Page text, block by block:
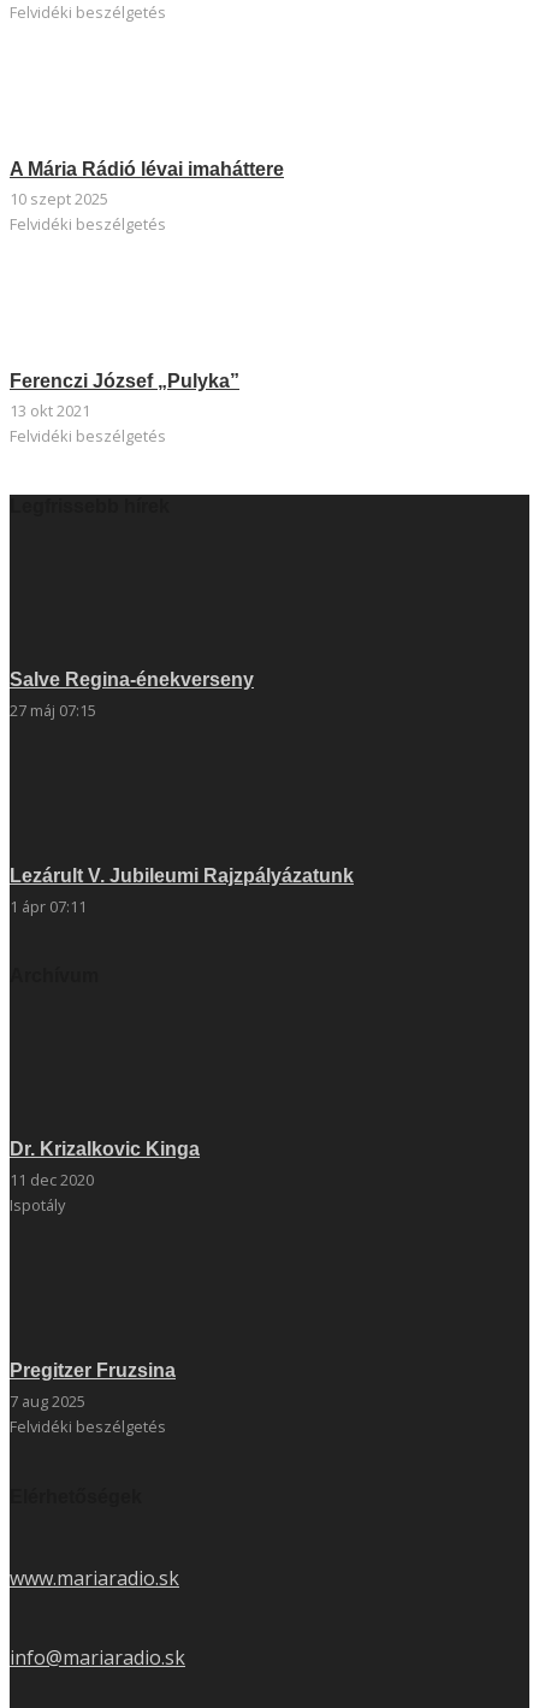
Felvidéki beszélgetés
A Mária Rádió lévai imaháttere
10 szept 2025
Felvidéki beszélgetés
Ferenczi József „Pulyka”
13 okt 2021
Felvidéki beszélgetés
Salve Regina-énekverseny
27 máj 07:15
Lezárult V. Jubileumi Rajzpályázatunk
1 ápr 07:11
Dr. Krizalkovic Kinga
11 dec 2020
Ispotály
Pregitzer Fruzsina
7 aug 2025
Felvidéki beszélgetés
www.mariaradio.sk
info@mariaradio.sk